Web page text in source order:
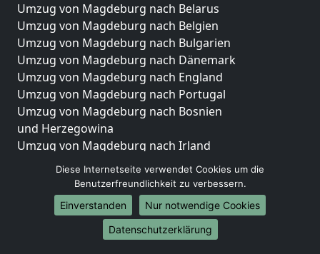
Umzug von Magdeburg nach Belarus
Umzug von Magdeburg nach Belgien
Umzug von Magdeburg nach Bulgarien
Umzug von Magdeburg nach Dänemark
Umzug von Magdeburg nach England
Umzug von Magdeburg nach Portugal
Umzug von Magdeburg nach Bosnien
und Herzegowina
Umzug von Magdeburg nach Irland
Umzug von Magdeburg nach Lettland
Umzug von Magdeburg nach Zypern
Umzug von Magdeburg nach Kroatien
Umzug von Magdeburg nach Estland
Umzug von Magdeburg nach Finnland
Diese Internetseite verwendet Cookies um die
Benutzerfreundlichkeit zu verbessern.
Einverstanden
Nur notwendige Cookies
Datenschutzerklärung